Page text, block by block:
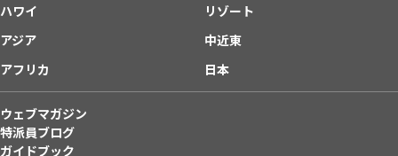
ハワイ
リゾート
アジア
中近東
アフリカ
日本
ウェブマガジン
特派員ブログ
ガイドブック